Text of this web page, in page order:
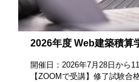
2026年度 Web建築積算
開催日：2026年7月28日から
【ZOOMで受講】修了試験合